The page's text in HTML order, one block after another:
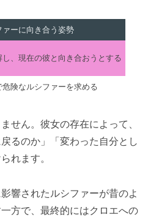
ァーに向き合う姿勢
、現在の彼と向き合おうとする
険なルシファーを求める
せん。彼女の存在によって、
るのか」「変わった自分とし
れます。
響されたルシファーが昔のよ
方で、最終的にはクロエへの